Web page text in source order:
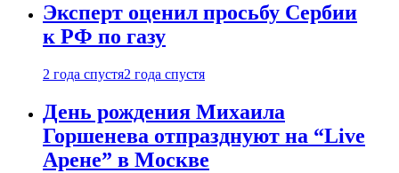
Эксперт оценил просьбу Сербии
к РФ по газу
2 года спустя2 года спустя
День рождения Михаила
Горшенева отпразднуют на “Live
Арене” в Москве